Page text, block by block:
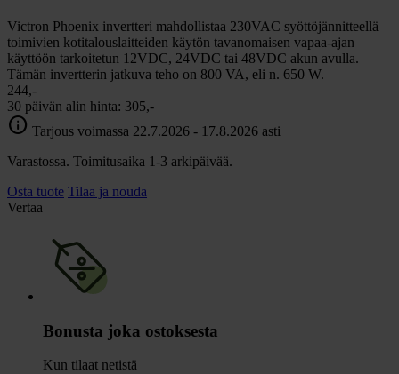
Victron Phoenix invertteri mahdollistaa 230VAC syöttöjännitteellä
toimivien kotitalouslaitteiden käytön tavanomaisen vapaa-ajan
käyttöön tarkoitetun 12VDC, 24VDC tai 48VDC akun avulla.
Tämän invertterin jatkuva teho on 800 VA, eli n. 650 W.
244,-
30 päivän alin hinta: 305,-
info Tarjous voimassa 22.7.2026 - 17.8.2026 asti
Varastossa. Toimitusaika 1-3 arkipäivää.
Osta tuote Tilaa ja nouda
Vertaa
Bonusta joka ostoksesta
Kun tilaat netistä